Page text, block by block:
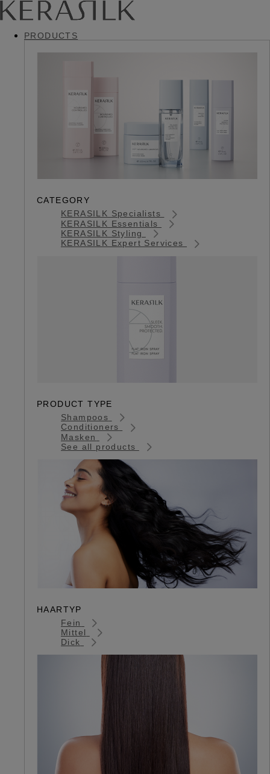
PRODUCTS
CATEGORY
KERASILK Specialists
KERASILK Essentials
KERASILK Styling
KERASILK Expert Services
PRODUCT TYPE
Shampoos
Conditioners
Masken
See all products
HAARTYP
Fein
Mittel
Dick